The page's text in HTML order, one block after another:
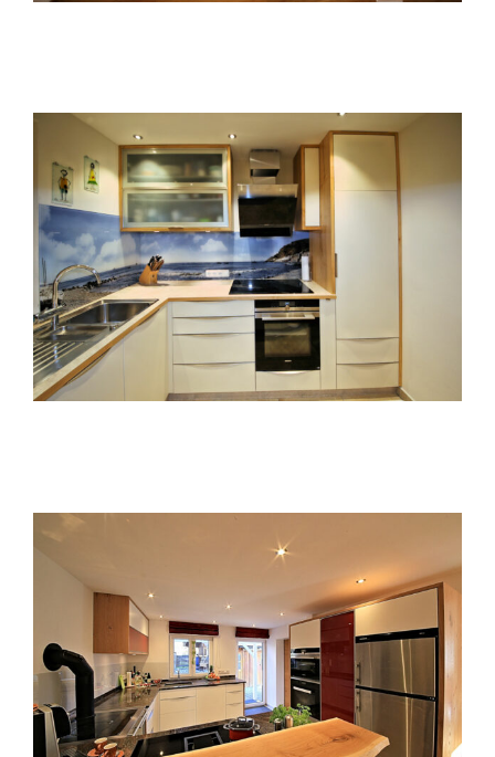
Küche im Gewölbe
Küche am „Strand“